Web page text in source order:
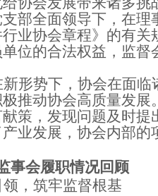
部全面领导下，在
业协会章程》的有
位的合法权益，监
形势下，协会在面
推动协会高质量发
策，发现问题及时
业发展，协会内部
事会履职情况回顾
领，筑牢监督根基